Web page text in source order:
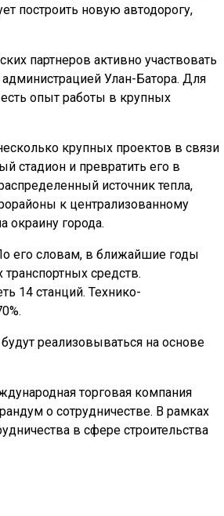
построить новую автодорогу,
партнеров активно участвовать
Улан-Батора. Для
опыт работы в крупных
крупных проектов в связи
стадион и превратить его в
источник тепла,
к централизованному
окраину города.
его словам, в ближайшие годы
средств.
14 станций. Технико-
реализовываться на основе
торговая компания
о сотрудничестве. В рамках
в сфере строительства